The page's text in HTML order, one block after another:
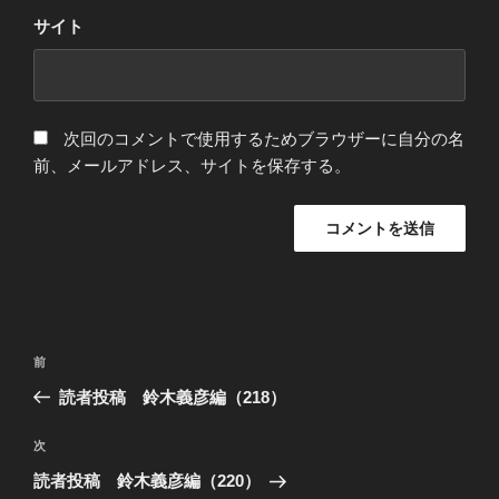
サイト
次回のコメントで使用するためブラウザーに自分の名
前、メールアドレス、サイトを保存する。
投
ビ
ゲ
過
去
投
稿
前
読者投稿 鈴木義彦編（218）
次
の
次
読者投稿 鈴木義彦編（220）